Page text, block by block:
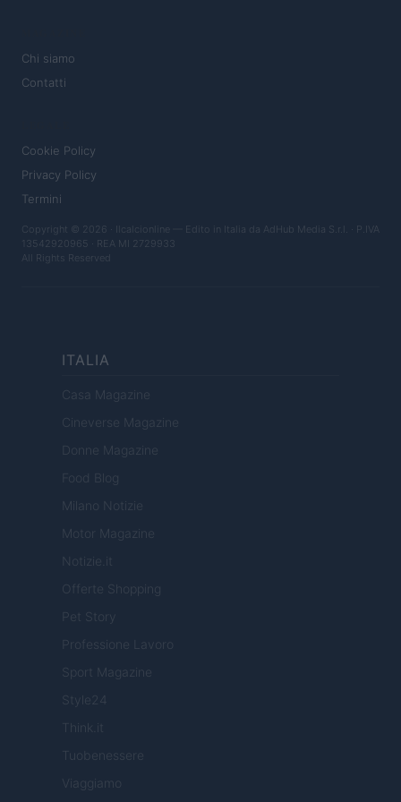
Chi siamo
Contatti
Cookie Policy
Privacy Policy
Termini
Copyright © 2026 · Ilcalcionline — Edito in Italia da AdHub Media S.r.l. · P.IVA
13542920965 · REA MI 2729933
All Rights Reserved
ITALIA
Casa Magazine
Cineverse Magazine
Donne Magazine
Food Blog
Milano Notizie
Motor Magazine
Notizie.it
Offerte Shopping
Pet Story
Professione Lavoro
Sport Magazine
Style24
Think.it
Tuobenessere
Viaggiamo